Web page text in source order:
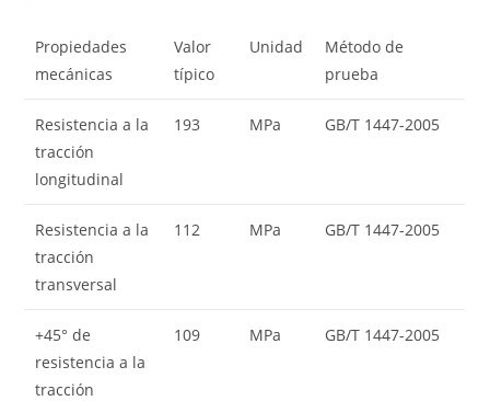
Propiedades
mecánicas
Valor
típico
Unidad
Método de
prueba
Resistencia a la
tracción
longitudinal
193 MPa GB/T 1447-2005
Resistencia a la
tracción
transversal
112 MPa GB/T 1447-2005
+45° de
resistencia a la
tracción
109 MPa GB/T 1447-2005